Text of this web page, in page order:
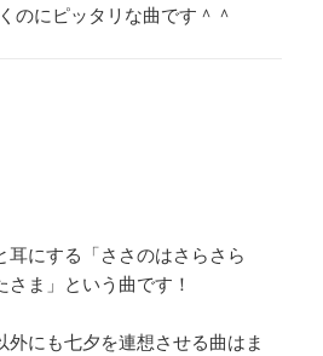
のにピッタリな曲です＾＾
耳にする「ささのはさらさら
ま」という曲です！
外にも七夕を連想させる曲はま